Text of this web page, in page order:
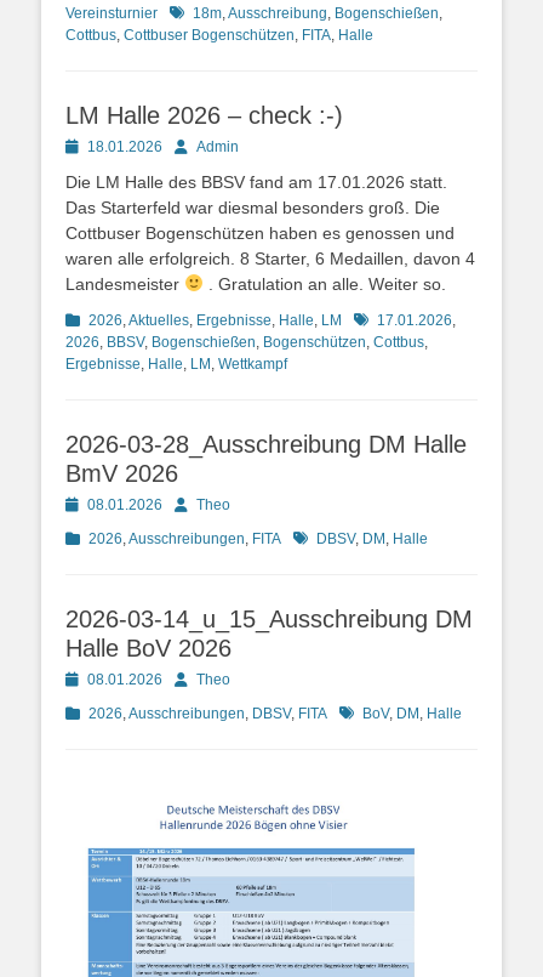
Vereinsturnier
Schlagworte
18m,Ausschreibung, Bogenschießen,
Cottbus, Cottbuser Bogenschützen, FITA, Halle
LM Halle 2026 – check :-)
Posted18.01.2026 AutorAdmin
Die LM Halle des BBSV fand am 17.01.2026 statt.
Das Starterfeld war diesmal besonders groß. Die
Cottbuser Bogenschützen haben es genossen und
waren alle erfolgreich. 8 Starter, 6 Medaillen, davon 4
Landesmeister
. Gratulation an alle. Weiter so.
Kategorien
2026,Aktuelles, Ergebnisse, Halle, LM Schlagworte
17.01.2026,
2026, BBSV, Bogenschießen, Bogenschützen, Cottbus,
Ergebnisse, Halle, LM , Wettkampf
2026-03-28_Ausschreibung DM Halle
BmV 2026
Posted08.01.2026 AutorTheo
Kategorien
2026,Ausschreibungen, FITA Schlagworte
DBSV, DM , Halle
2026-03-14_u_15_Ausschreibung DM
Halle BoV 2026
Posted08.01.2026 AutorTheo
Kategorien
2026,Ausschreibungen, DBSV, FITA Schlagworte
BoV, DM , Halle